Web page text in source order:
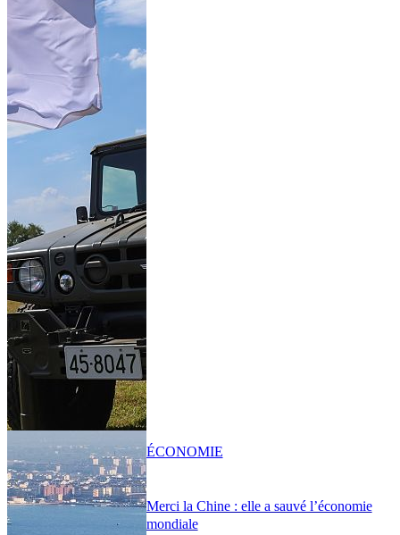
Merci la Chine : elle a sauvé l’économie
mondiale
ÉCONOMIE